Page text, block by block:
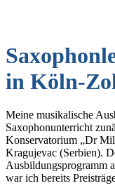
in Köln-
Meine musikalische
Saxophonunterricht
Konservatorium „Dr
Kragujevac (Serbien).
Ausbildungsprogramm
war ich bereits